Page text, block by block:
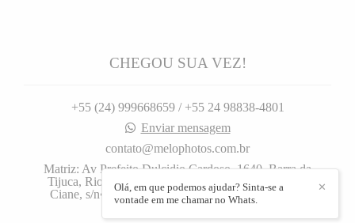
CHEGOU SUA VEZ!
+55 (24) 999668659 / +55 24 98838-4801
Enviar mensagem
contato@melophotos.com.br
Matriz: Av Prefeito Dulcidio Cardoso, 1640. Barra da
Tijuca, Rio de Janeiro, 1640, Filial: Rua José Carlos
Ciane, s/n•. Centro, Barra Mansa. - Barra da Tijuca
✕
Olá, em que podemos ajudar? Sinta-se a
vontade em me chamar no Whats.